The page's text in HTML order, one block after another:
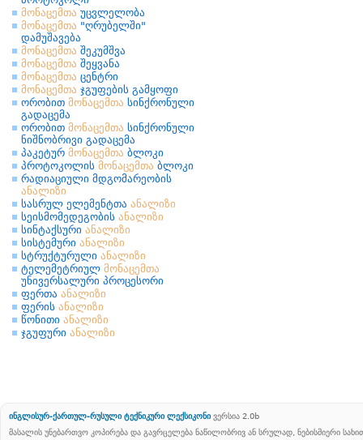
მონაცემთა უცვლელობა
მონაცემთა "ღრუბელში"
დამუშავება
მონაცემთა შეკუმშვა
მონაცემთა შეყვანა
მონაცემთა ცენტრი
მონაცემთა ჯგუფების გამყოფი
ორობით მონაცემთა სინქრონული
გადაცემა
ორობით მონაცემთა სინქრონული
ნიშნობრივი გადაცემა
პაკეტურ მონაცემთა ბლოკი
პროტოკოლის მონაცემთა ბლოკი
რადიაციული მდგომარეობის
ანალიზი
სასრულ ელემენტთა ანალიზი
სეისმომედეგობის ანალიზი
სინტაქსური ანალიზი
სისტემური ანალიზი
სტრუქტურული ანალიზი
ტელემეტრიულ მონაცემთა
უნივერსალური პროცესორი
ფერთა ანალიზი
ფერის ანალიზი
წონითი ანალიზი
ჯგუფური ანალიზი
ინგლისურ-ქართულ-რუსული ტექნიკური ლექსიკონი ვერსია 2.0b
მასალის უნებართვო კოპირება და გავრცელება ნაწილობრივ ან სრულად, ნებისმიერი